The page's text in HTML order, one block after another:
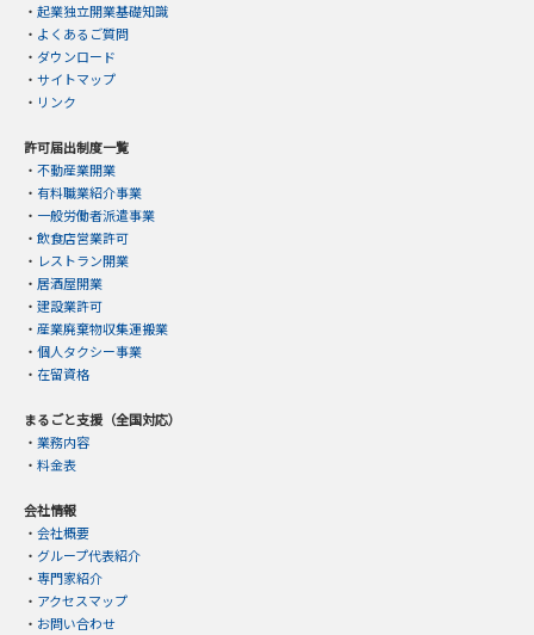
・ 起業独立開業基礎知識
・ よくあるご質問
・ ダウンロード
・ サイトマップ
・ リンク
許可届出制度一覧
・ 不動産業開業
・ 有料職業紹介事業
・ 一般労働者派遣事業
・ 飲食店営業許可
・ レストラン開業
・ 居酒屋開業
・ 建設業許可
・ 産業廃棄物収集運搬業
・ 個人タクシー事業
・ 在留資格
まるごと支援（全国対応）
・ 業務内容
・ 料金表
会社情報
・ 会社概要
・ グループ代表紹介
・ 専門家紹介
・ アクセスマップ
・ お問い合わせ